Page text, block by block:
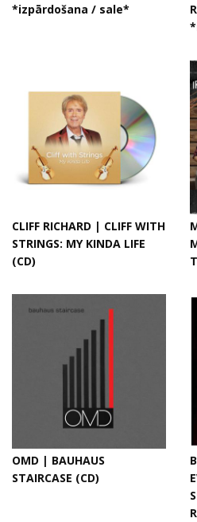
*izpārdošana / sale*
CLIFF RICHARD | CLIFF WITH
STRINGS: MY KINDA LIFE
(CD)
OMD | BAUHAUS
STAIRCASE (CD)